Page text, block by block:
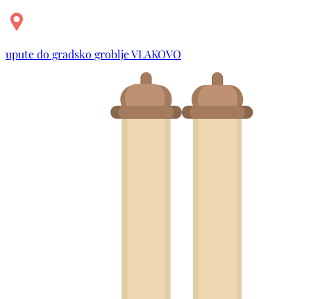
upute do gradsko groblje VLAKOVO